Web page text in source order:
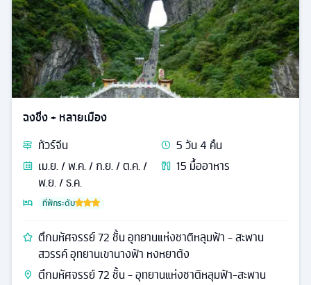
ฉงชิ่ง + หลายเมือง
ทัวร์จีน 5วัน4 คืน
เม.ย. / พ.ค. / ก.ย. / ต.ค. /
พ.ย. / ธ.ค.
15 มื้ออาหาร
ที่พักระดับ
ตึกมหัศจรรย์ 72 ชั้น อุทยานแห่งชาติหลุมฟ้า - สะพาน
สวรรค์ อุทยานเขานางฟ้า หงหยาต้ง
ตึกมหัศจรรย์ 72 ชั้น - อุทยานแห่งชาติหลุมฟ้า-สะพาน